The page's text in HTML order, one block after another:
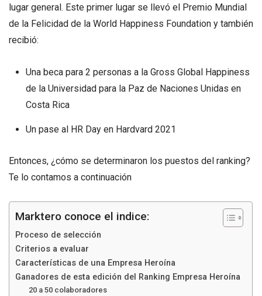
lugar general. Este primer lugar se llevó el Premio Mundial
de la Felicidad de la World Happiness Foundation y también
recibió:
Una beca para 2 personas a la Gross Global Happiness
de la Universidad para la Paz de Naciones Unidas en
Costa Rica
Un pase al HR Day en Hardvard 2021
Entonces, ¿cómo se determinaron los puestos del ranking?
Te lo contamos a continuación
Marktero conoce el indice:
Proceso de selección
Criterios a evaluar
Características de una Empresa Heroína
Ganadores de esta edición del Ranking Empresa Heroína
20 a 50 colaboradores